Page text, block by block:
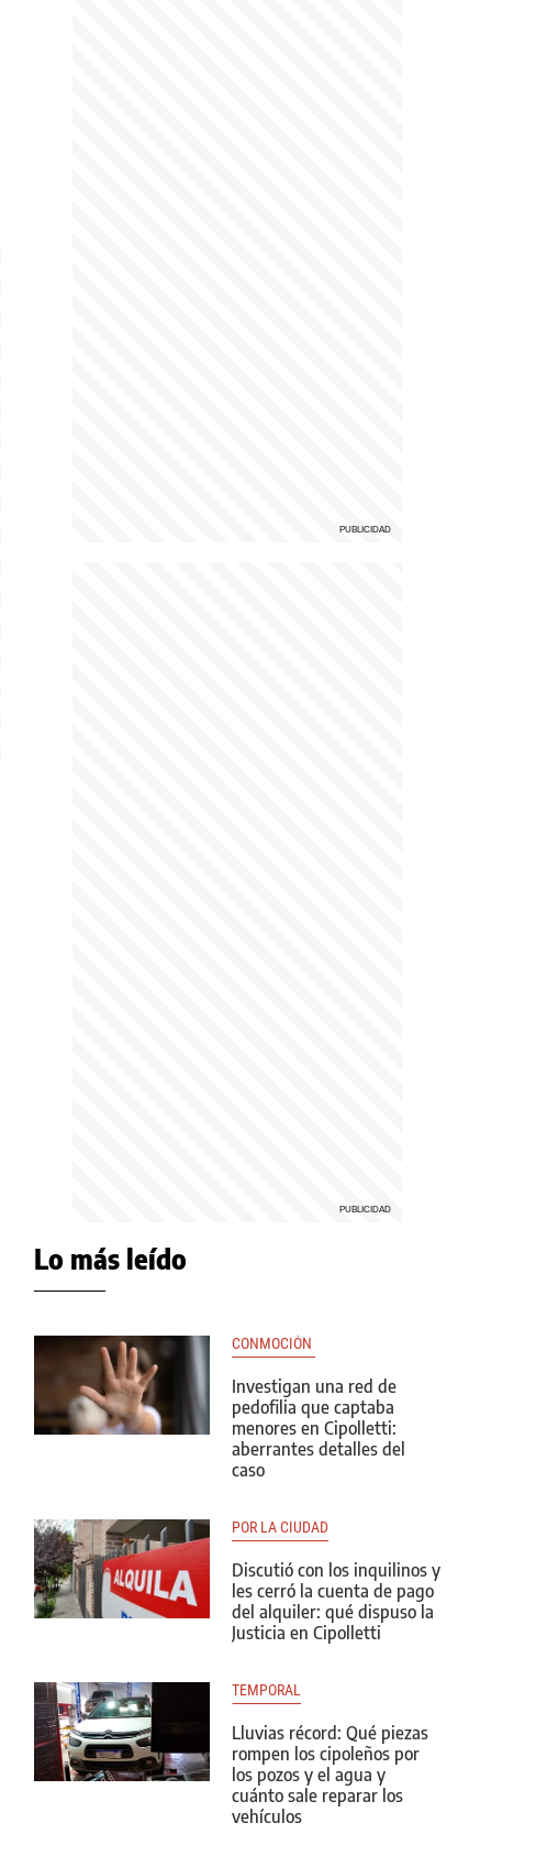
Lo más leído
CONMOCIÓN
Investigan una red de
pedofilia que captaba
menores en Cipolletti:
aberrantes detalles del
caso
POR LA CIUDAD
Discutió con los inquilinos y
les cerró la cuenta de pago
del alquiler: qué dispuso la
Justicia en Cipolletti
TEMPORAL
Lluvias récord: Qué piezas
rompen los cipoleños por
los pozos y el agua y
cuánto sale reparar los
vehículos